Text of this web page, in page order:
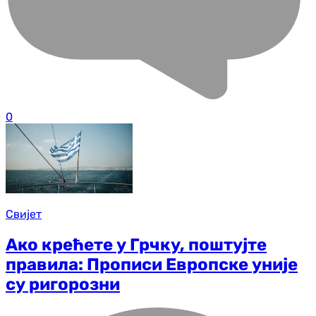
0
Свијет
Ако крећете у Грчку, поштујте
правила: Прописи Европске уније
су ригорозни